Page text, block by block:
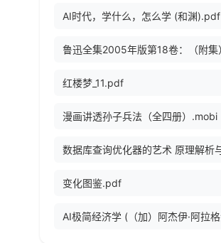
AI时代，学什么，怎么学 (和渊).pdf
红楼梦_11.pdf
漫画讲透孙子兵法（全四册）.mobi
变化图鉴.pdf